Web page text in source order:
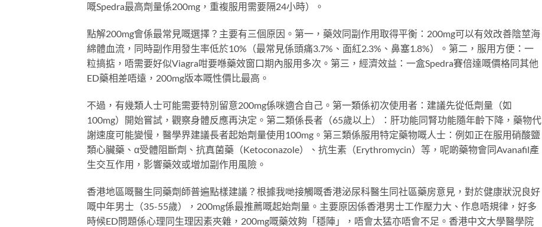
嘅Spedra最高劑量係200mg，重複服用需要隔24小時）。
點解200mg會係最常見嘅選擇？主要有三個原因。第一，藥效同副作用取得平衡：200mg可以有效改善陰莖海
綿體血流，同時副作用發生率低於10%（最常見係頭痛3.7%、面紅2.3%、鼻塞1.8%）。第二，服用方便：一
粒搞掂，唔需要好似Viagra咁要喺藥效窗口期內服用多次。第三，經濟效益：一盒Spedra賽倍達嘅價格同其他
ED藥相差唔遠，200mg版本嘅性價比最高。
不過，有幾類人士可能需要特別留意200mg係咪適合自己。第一類係初次使用者：建議先從低劑量（如
100mg）開始嘗試，觀察身體反應再決定。第二類係長者（65歲以上）：肝功能同腎功能隨年齡下降，藥物代
謝速度可能變慢，醫學界建議長者起始劑量使用100mg。第三類係服用特定藥物嘅人士：例如正在服用硝酸鹽
類心臟藥、α受體阻斷劑、抗真菌藥（Ketoconazole）、抗生素（Erythromycin）等，呢啲藥物會同Avanafil產
生交互作用，影響藥效或增加副作用風險。
香港地區嘅醫生同藥劑師普遍點樣建議？根據我哋接觸嘅香港泌尿科醫生同社區藥房意見，對於健康狀況良好
嘅中年男士（35-55歲），200mg係最推薦嘅起始劑量。主要原因係香港男士工作壓力大、作息唔規律，好多
時候ED問題係心理同生理因素夾雜，200mg嘅藥效夠「穩陣」，唔會太猛亦唔會不足。香港中文大學醫學院